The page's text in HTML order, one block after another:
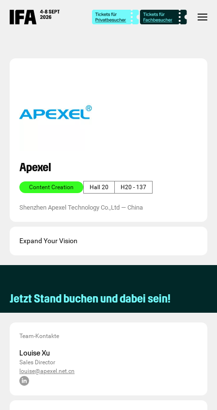
Apexel
Content Creation Hall 20 H20 - 137
Shenzhen Apexel Technology Co.,Ltd — China
Expand Your Vision
Jetzt Stand buchen und dabei sein!
Team-Kontakte
Louise Xu
Sales Director
louise@apexel.net.cn